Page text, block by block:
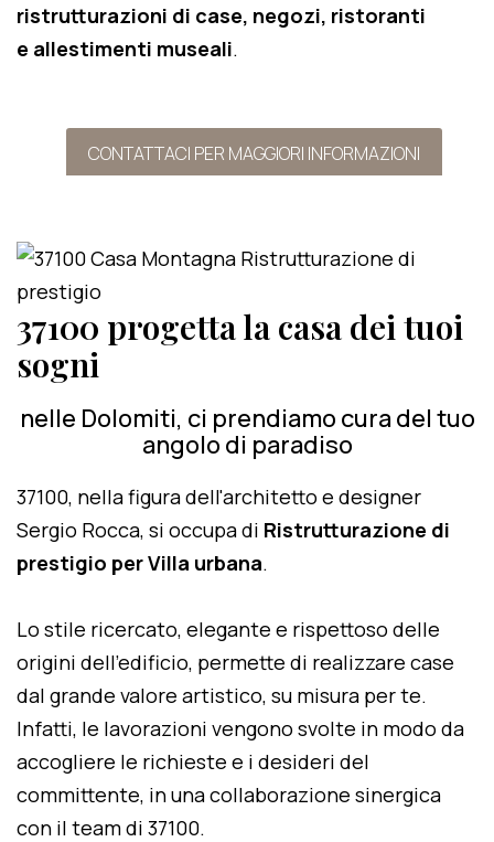
ristrutturazioni di case, negozi, ristoranti
e allestimenti museali.
CONTATTACI PER MAGGIORI INFORMAZIONI
37100 progetta la casa dei tuoi
sogni
nelle Dolomiti, ci prendiamo cura del tuo
angolo di paradiso
37100, nella figura dell'architetto e designer
Sergio Rocca, si occupa di Ristrutturazione di
prestigio per Villa urbana.
Lo stile ricercato, elegante e rispettoso delle
origini dell'edificio, permette di realizzare case
dal grande valore artistico, su misura per te.
Infatti, le lavorazioni vengono svolte in modo da
accogliere le richieste e i desideri del
committente, in una collaborazione sinergica
con il team di 37100.